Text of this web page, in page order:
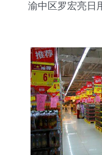
渝中区罗宏亮日